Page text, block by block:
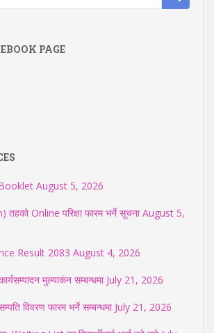
PAGE
August 5, 2026
Online परिक्षा फारम भर्ने सूचना August 5,
Result 2083 August 4, 2026
मुल्याकंन सम्बन्धमा July 21, 2026
विवरण फारम भर्ने सम्बन्धमा July 21, 2026